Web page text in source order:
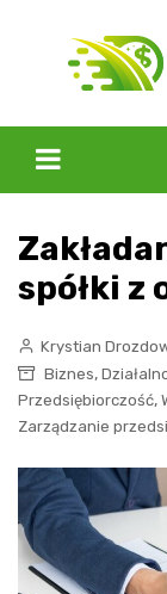
spółki z
Krystian
Biznes,
Przedsiębiorczość,
Zarządzanie